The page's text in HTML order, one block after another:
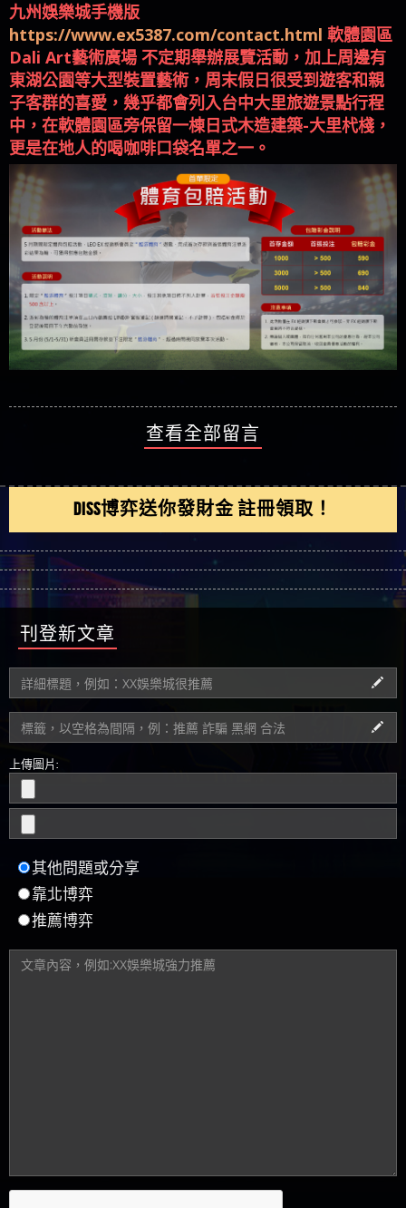
九州娛樂城手機版
https://www.ex5387.com/contact.html 軟體園區
Dali Art藝術廣場 不定期舉辦展覽活動，加上周邊有
東湖公園等大型裝置藝術，周末假日很受到遊客和親
子客群的喜愛，幾乎都會列入台中大里旅遊景點行程
中，在軟體園區旁保留一棟日式木造建築-大里杙棧，
更是在地人的喝咖啡口袋名單之一。
查看全部留言
DISS博弈送你發財金 註冊領取！
刊登新文章
上傳圖片:
其他問題或分享
靠北博弈
推薦博弈